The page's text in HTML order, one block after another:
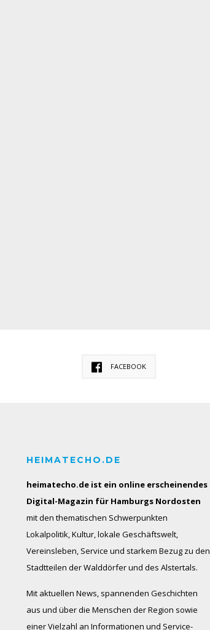
FACEBOOK
HEIMATECHO.DE
heimatecho.de ist ein online erscheinendes
Digital-Magazin für Hamburgs Nordosten
mit den thematischen Schwerpunkten
Lokalpolitik, Kultur, lokale Geschäftswelt,
Vereinsleben, Service und starkem Bezug zu den
Stadtteilen der Walddörfer und des Alstertals.
Mit aktuellen News, spannenden Geschichten
aus und über die Menschen der Region sowie
einer Vielzahl an Informationen und Service-